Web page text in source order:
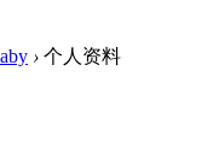
› 个人资料